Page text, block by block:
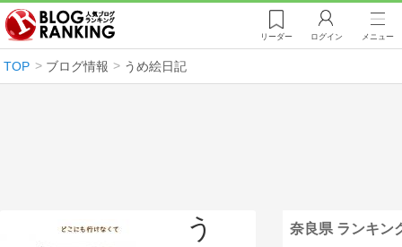
リーダー ログイン メニュー
TOP ブログ情報 うめ絵日記
う
奈良県 ランキン